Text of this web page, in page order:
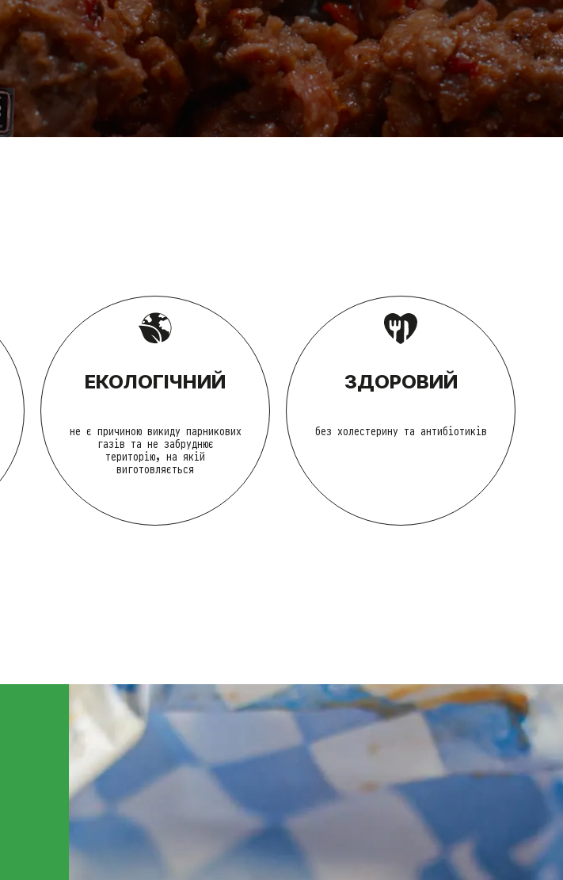
EКОЛОГІЧНИЙ
не є причиною викиду парникових
газів та не забруднює
територію, на якій
виготовляється
ЗДОРОВИЙ
без холестерину та антибіотиків